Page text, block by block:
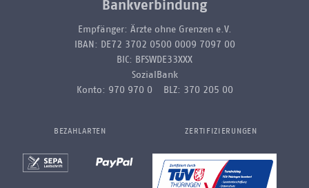
Bankverbindung
Empfänger: Ärzte ohne Grenzen e.V.
IBAN: DE72 3702 0500 0009 7097 00
BIC: BFSWDE33XXX
SozialBank
Konto: 970 970 0 BLZ: 370 205 00
BEZAHLARTEN ZERTIFIZIERUNGEN